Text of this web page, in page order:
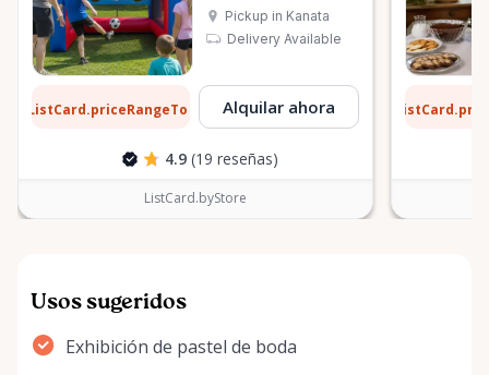
Pickup in Kanata
Delivery Available
ListCard.priceRangeTo por díaAlquilar ahora
4.9 (19 reseñas)
ListCard.byStore
Usos sugeridos
Exhibición de pastel de boda